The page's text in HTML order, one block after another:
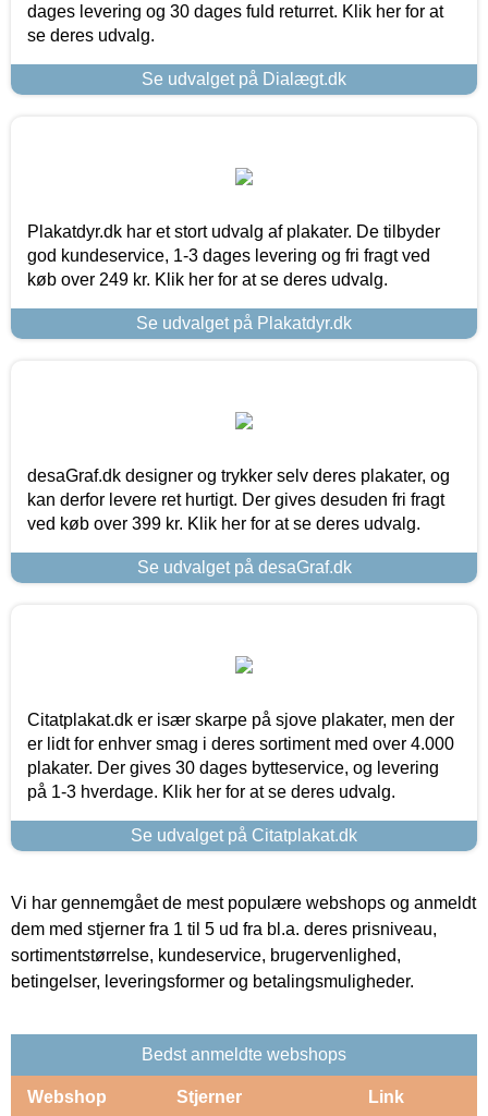
dages levering og 30 dages fuld returret. Klik her for at
se deres udvalg.
Se udvalget på Dialægt.dk
Plakatdyr.dk har et stort udvalg af plakater. De tilbyder
god kundeservice, 1-3 dages levering og fri fragt ved
køb over 249 kr. Klik her for at se deres udvalg.
Se udvalget på Plakatdyr.dk
desaGraf.dk designer og trykker selv deres plakater, og
kan derfor levere ret hurtigt. Der gives desuden fri fragt
ved køb over 399 kr. Klik her for at se deres udvalg.
Se udvalget på desaGraf.dk
Citatplakat.dk er især skarpe på sjove plakater, men der
er lidt for enhver smag i deres sortiment med over 4.000
plakater. Der gives 30 dages bytteservice, og levering
på 1-3 hverdage. Klik her for at se deres udvalg.
Se udvalget på Citatplakat.dk
Vi har gennemgået de mest populære webshops og anmeldt
dem med stjerner fra 1 til 5 ud fra bl.a. deres prisniveau,
sortimentstørrelse, kundeservice, brugervenlighed,
betingelser, leveringsformer og betalingsmuligheder.
Bedst anmeldte webshops
Webshop Stjerner Link